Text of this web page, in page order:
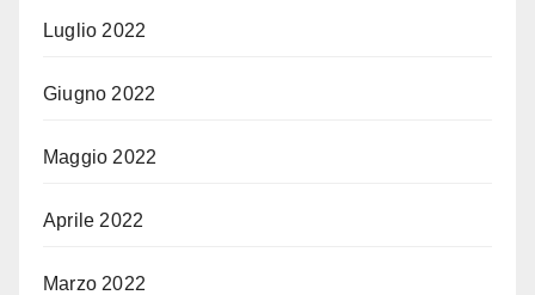
Luglio 2022
Giugno 2022
Maggio 2022
Aprile 2022
Marzo 2022